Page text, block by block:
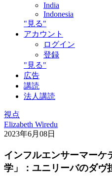
India
Indonesia
"見る"
アカウント
ログイン
登録
"見る"
広告
講読
法人講読
視点
Elizabeth Wiredu
2023年6月08日
インフルエンサーマーケ
学」：ユニリーバのダヴ